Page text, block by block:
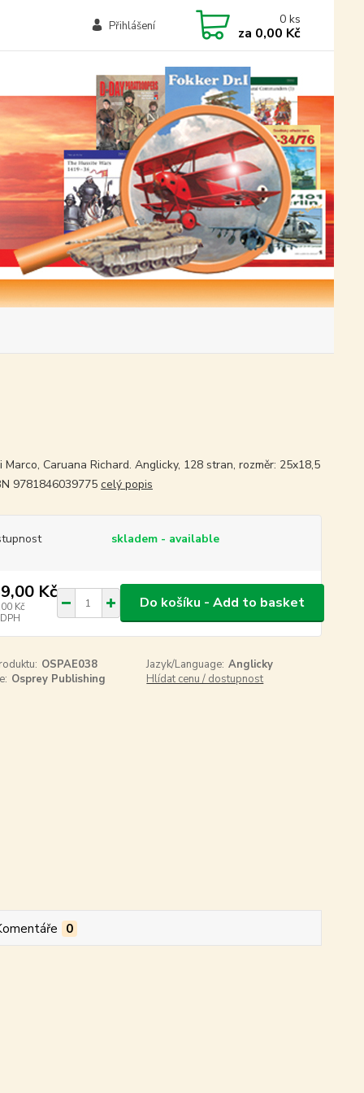
Přihlášení 0 ks
za 0,00 Kč
Marco, Caruana Richard. Anglicky, 128 stran, rozměr: 25x18,5
9781846039775 celý popis
skladem - available
Kč
Kč
Do košíku - Add to basket
OSPAE038 Jazyk/Language: Anglicky
Osprey Publishing Hlídat cenu / dostupnost
0